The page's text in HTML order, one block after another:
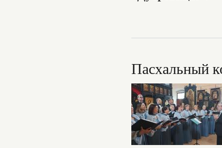
Пасхальный